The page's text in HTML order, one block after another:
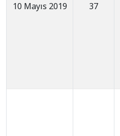
10 Mayıs 2019 37